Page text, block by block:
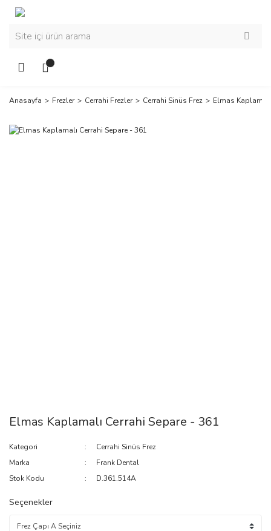
Anasayfa Frezler Cerrahi Frezler Cerrahi Sinüs Frez Elmas
Elmas Kaplamalı Cerrahi Separe - 361
Kategori
Cerrahi Sinüs Frez
Marka
Frank Dental
Stok Kodu
D.361.514A
Seçenekler